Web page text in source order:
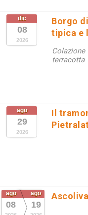
dic
08
2026
Borgo
tipica e
terracotta
ago
29
2026
Il
ago
08
ago
19
Ascoliva